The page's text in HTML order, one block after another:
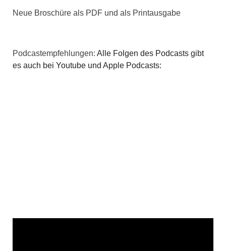
Neue Broschüre als PDF und als Printausgabe
Podcastempfehlungen: Alle Folgen des Podcasts gibt
es auch bei Youtube und Apple Podcasts: